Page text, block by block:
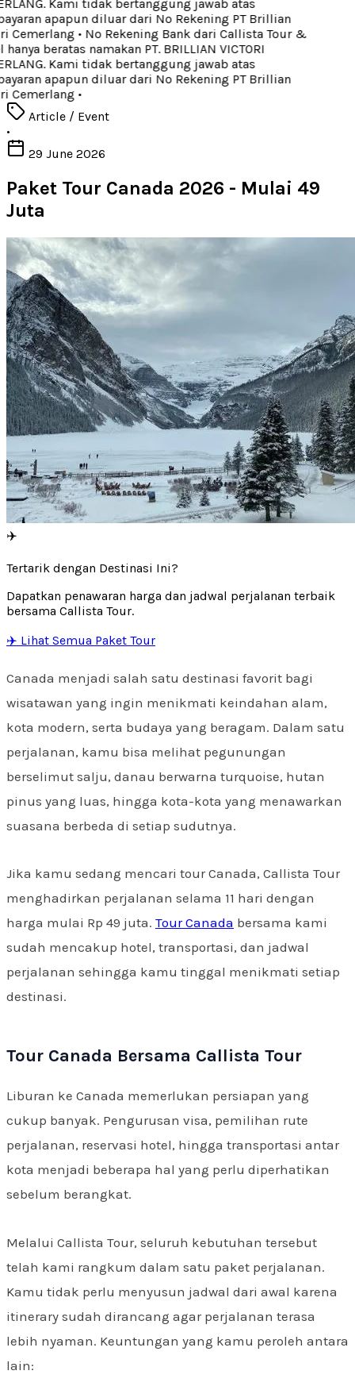
Kami tidak bertanggung jawab atas
apapun diluar dari No Rekening PT Brillian
Cemerlang• No Rekening Bank dari Callista Tour &
beratas namakan PT. BRILLIAN VICTORI
Kami tidak bertanggung jawab atas
apapun diluar dari No Rekening PT Brillian
Cemerlang•
Article / Event
•
29 June 2026
Paket Tour Canada 2026 - Mulai 49
Juta
✈️
Tertarik dengan Destinasi Ini?
Dapatkan penawaran harga dan jadwal perjalanan terbaik
bersama Callista Tour.
✈️ Lihat Semua Paket Tour
Canada menjadi salah satu destinasi favorit bagi
wisatawan yang ingin menikmati keindahan alam,
kota modern, serta budaya yang beragam. Dalam satu
perjalanan, kamu bisa melihat pegunungan
berselimut salju, danau berwarna turquoise, hutan
pinus yang luas, hingga kota-kota yang menawarkan
suasana berbeda di setiap sudutnya.
Jika kamu sedang mencari tour Canada, Callista Tour
menghadirkan perjalanan selama 11 hari dengan
harga mulai Rp 49 juta. Tour Canada bersama kami
sudah mencakup hotel, transportasi, dan jadwal
perjalanan sehingga kamu tinggal menikmati setiap
destinasi.
Tour Canada Bersama Callista Tour
Liburan ke Canada memerlukan persiapan yang
cukup banyak. Pengurusan visa, pemilihan rute
perjalanan, reservasi hotel, hingga transportasi antar
kota menjadi beberapa hal yang perlu diperhatikan
sebelum berangkat.
Melalui Callista Tour, seluruh kebutuhan tersebut
telah kami rangkum dalam satu paket perjalanan.
Kamu tidak perlu menyusun jadwal dari awal karena
itinerary sudah dirancang agar perjalanan terasa
lebih nyaman. Keuntungan yang kamu peroleh antara
lain: